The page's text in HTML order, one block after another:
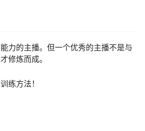
力的主播。但一个优秀的主播不是与
修炼而成。
练方法！